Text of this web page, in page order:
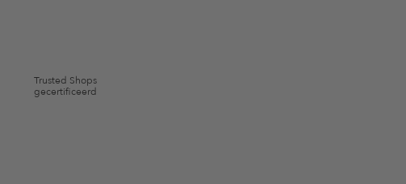
Trusted Shops
gecertificeerd